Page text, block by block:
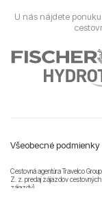
U nás nájdete
Všeobecné podmienky
Cestovná agentúra Travelco
Z. z. predaj zájazdov cestovných
zájazdy).